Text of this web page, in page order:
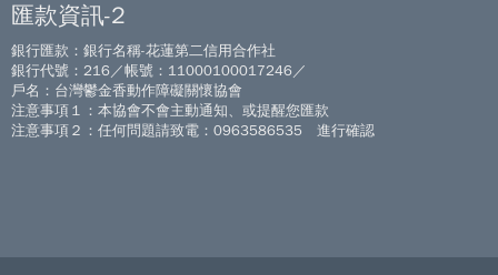
匯款資訊-2
銀行匯款：銀行名稱-花蓮第二信用合作社
銀行代號：216／帳號：11000100017246／
戶名：台灣鬱金香動作障礙關懷協會
注意事項１：本協會不會主動通知、或提醒您匯款
注意事項２：任何問題請致電：0963586535 進行確認